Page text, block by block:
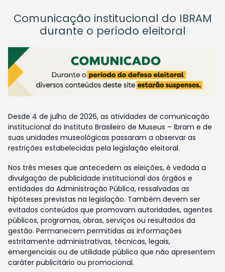
Comunicação institucional do IBRAM
durante o período eleitoral
Desde 4 de julho de 2026, as atividades de comunicação
institucional do Instituto Brasileiro de Museus – Ibram e de
suas unidades museológicas passaram a observar as
restrições estabelecidas pela legislação eleitoral.
Nos três meses que antecedem as eleições, é vedada a
divulgação de publicidade institucional dos órgãos e
entidades da Administração Pública, ressalvadas as
hipóteses previstas na legislação. Também devem ser
evitados conteúdos que promovam autoridades, agentes
públicos, programas, obras, serviços ou resultados da
gestão. Permanecem permitidas as informações
estritamente administrativas, técnicas, legais,
emergenciais ou de utilidade pública que não apresentem
caráter publicitário ou promocional.